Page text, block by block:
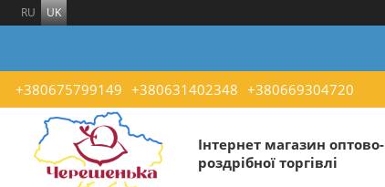
RU UK
+380675799149 +380631402348 +380669304720
Інтернет магазин оптово-
роздрібної торгівлі